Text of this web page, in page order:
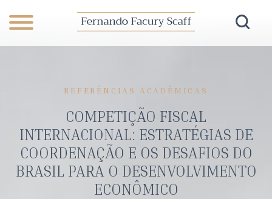
REFERÊNCIAS ACADÊMICAS
COMPETIÇÃO FISCAL
INTERNACIONAL: ESTRATÉGIAS DE
COORDENAÇÃO E OS DESAFIOS DO
BRASIL PARA O DESENVOLVIMENTO
ECONÔMICO